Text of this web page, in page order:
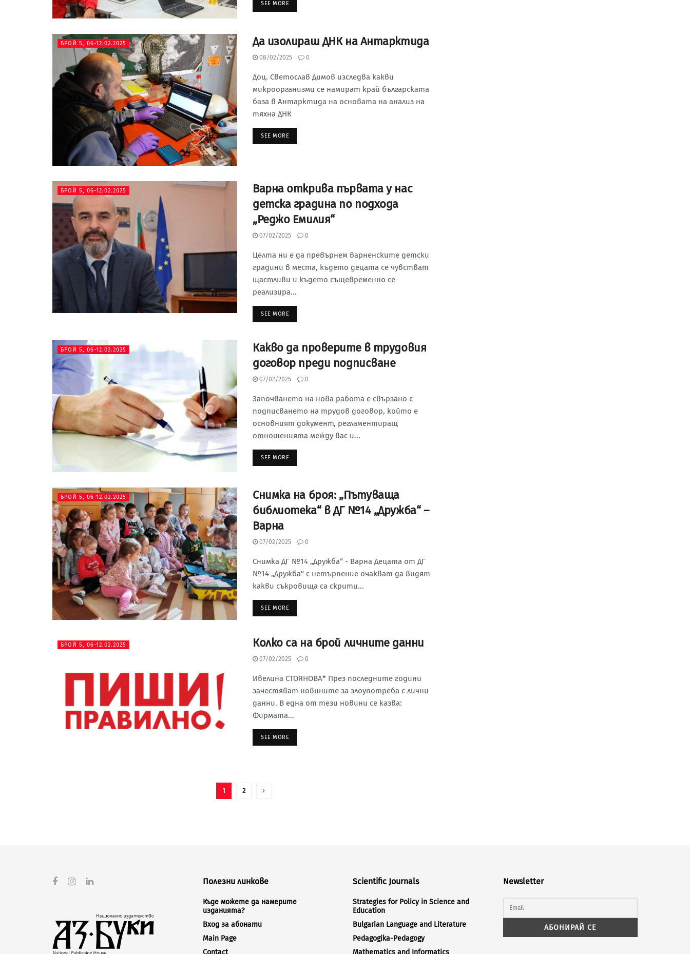
SEE MORE
БРОЙ 5, 06-12.02.2025 Да изолираш ДНК на Антарктида
08/02/2025 0
Доц. Светослав Димов изследва какви
микроорганизми се намират край българската
база в Антарктида на основата на анализ на
тяхна ДНК
SEE MORE
БРОЙ 5, 06-12.02.2025
Варна открива първата у нас
детска градина по подхода
„Реджо Емилия“
07/02/2025 0
Целта ни е да превърнем варненските детски
градини в места, където децата се чувстват
щастливи и където същев­ременно се
реализира...
SEE MORE
БРОЙ 5, 06-12.02.2025
Какво да проверите в трудовия
договор преди подписване
07/02/2025 0
Започването на нова работа е свързано с
подписването на трудов договор, който е
основният документ, регламентиращ
отношенията между вас и...
SEE MORE
БРОЙ 5, 06-12.02.2025
Снимка на броя: „Пътуваща
библиотека“ в ДГ №14 „Дружба“ –
Варна
07/02/2025 0
Снимка ДГ №14 „Дружба“ - Варна Децата от ДГ
№14 „Дружба“ с нетърпение очакват да видят
какви съкровища са скрити...
SEE MORE
БРОЙ 5, 06-12.02.2025 Колко са на брой личните данни
07/02/2025 0
Ивелина СТОЯНОВА* През последните години
зачестяват новините за злоупотреба с лични
данни. В една от тези новини се казва:
Фирмата...
SEE MORE
1 2
Полезни линкове
Къде можете да намерите
изданията?
Вход за абонати
Main Page
Scientific Journals
Strategies for Policy in Science and
Education
Bulgarian Language and Literature
Pedagogika-Pedagogy
Newsletter